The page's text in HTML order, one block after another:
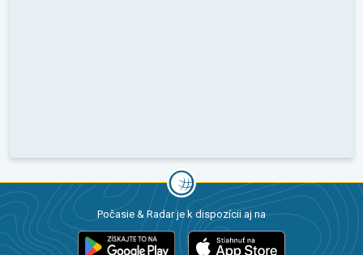
Počasie & Radar je k dispozícii aj na